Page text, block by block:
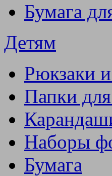
Бумага
Детям
Рюкзаки
Папки
Наборы
Бумага